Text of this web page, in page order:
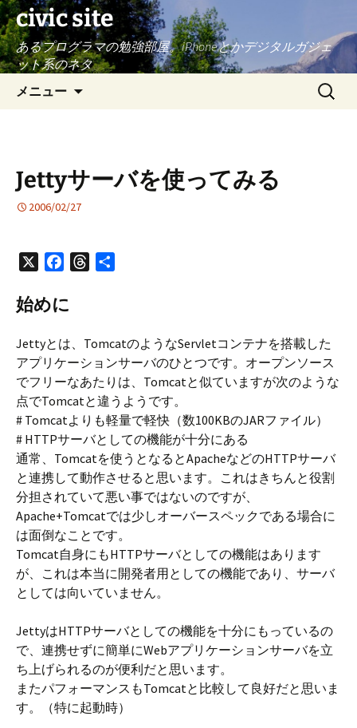
civic site
あるプログラマの勉強部屋。iPhoneとかデジタルガジェ
ット系のネタ
メニュー
へ
プ
検
索:
Jettyサーバを使ってみる
2006/02/27
c
b
o
o
k
a
d
s
始めに
Jettyとは、TomcatのようなServletコンテナを搭載した
アプリケーションサーバのひとつです。オープンソース
でフリーなあたりは、Tomcatと似ていますが次のような
点でTomcatと違うようです。
# Tomcatよりも軽量で軽快（数100KBのJARファイル）
# HTTPサーバとしての機能が十分にある
通常、Tomcatを使うとなるとApacheなどのHTTPサーバ
と連携して動作させると思います。これはきちんと役割
分担されていて悪い事ではないのですが、
Apache+Tomcatでは少しオーバースペックである場合に
は面倒なことです。
Tomcat自身にもHTTPサーバとしての機能はあります
が、これは本当に開発者用としての機能であり、サーバ
としては向いていません。
JettyはHTTPサーバとしての機能を十分にもっているの
で、連携せずに簡単にWebアプリケーションサーバを立
ち上げられるのが便利だと思います。
またパフォーマンスもTomcatと比較して良好だと思いま
す。（特に起動時）